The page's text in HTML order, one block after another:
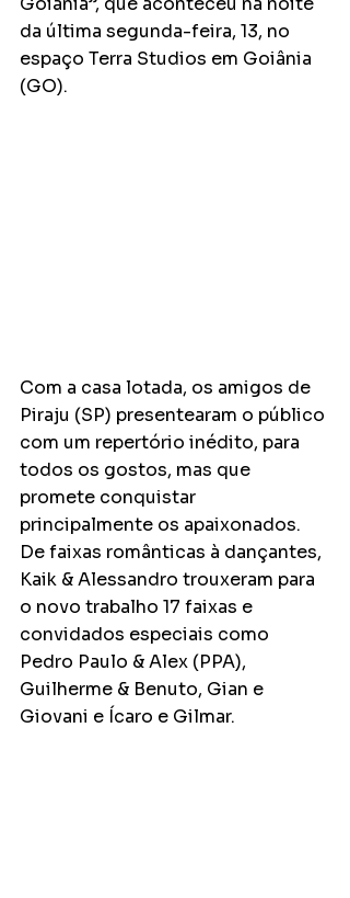
da última segunda-feira, 13, no
espaço Terra Studios em Goiânia
(GO).
Com a casa lotada, os amigos de
Piraju (SP) presentearam o público
com um repertório inédito, para
todos os gostos, mas que
promete conquistar
principalmente os apaixonados.
De faixas românticas à dançantes,
Kaik & Alessandro trouxeram para
o novo trabalho 17 faixas e
convidados especiais como
Pedro Paulo & Alex (PPA),
Guilherme & Benuto, Gian e
Giovani e Ícaro e Gilmar.